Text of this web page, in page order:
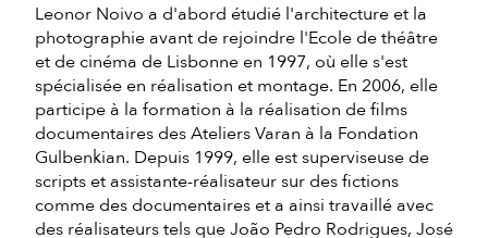
Leonor Noivo a d'abord étudié l'architecture et la
photographie avant de rejoindre l'Ecole de théâtre
et de cinéma de Lisbonne en 1997, où elle s'est
spécialisée en réalisation et montage. En 2006, elle
participe à la formation à la réalisation de films
documentaires des Ateliers Varan à la Fondation
Gulbenkian. Depuis 1999, elle est superviseuse de
scripts et assistante-réalisateur sur des fictions
comme des documentaires et a ainsi travaillé avec
des réalisateurs tels que João Pedro Rodrigues, José